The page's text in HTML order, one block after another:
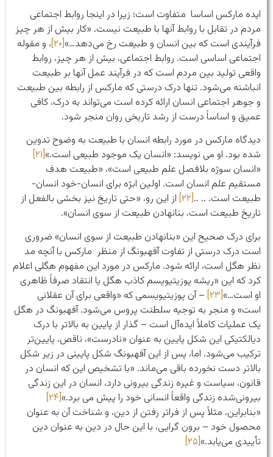
ایده مارکس اساسا متفاوت است؛ زیرا در اینجا روابط اجتماعی
مردم در تقابل با روابط آنها با طبیعت نیست. «کار بیش از هر چیز
فرآیندی است که بین انسان و طبیعت رخ می‌دهد…»[۲۰]
، و مقوله
اجتماعی اساسی است. روابط اجتماعی، بیش از هر چیز، روابط
واقعی تولید بین مردم است که در فرآیند عمل آنها بر طبیعت
انباشته می‌شود. تنها درک درستی که مارکس از رابطه بین طبیعت
و جوهر اجتماعی انسان ارائه کرده است می‌تواند به درک، کافی
عمیق و اساساً درست از رشد تاریخی روان منجر شود.
دیدگاه مارکس در مورد رابطه انسان با طبیعت به وضوح تدوین
شده بود. او می نویسد: «انسان یک موجود طبیعی است.»[۲۱]
«انسان سوژه بلافصل علم طبیعی است»، «طبیعت هدف
مستقیم علم انسان است. اولین ابژه برای انسان-خود انسان-
طبیعت است. .. ..[۲۲]
از این رو، «حتی تاریخ نیز بخشی بالفعل از
تاریخ طبیعت است، بنانهادن طبیعت از سوی انسان».
برای درک صحیح این «بنانهادن طبیعت از سوی انسان» ضروری
است درک درستی از تفاوت آفهبونگ از منظر مارکس با آنچه مد
نظر هگل است، ارائه شود. مارکس در مورد این مفهوم هگلی اعلام
کرد که این «ریشه پوزیتیویسم کاذب هگل یا انتقاد صرفاً ظاهری
او است…»[۲۳]
– آن پوزیتیویسمی که «واقعی برای آن عقلانی
است» و منجر به توجیه سلطنت پروس می‌شود. آفهبونگ در هگل
یک عملیات کاملاً ایده‌آل است – گذار از پایین به بالاتر با درک
دیالکتیکی این شکل پایین به عنوان «نادرست»، ناقص، پایین‌تر
ترکیب می‌شود. اما، پس از این آفهبونگ شکل پایینی در زیر شکل
بالاتر دست نخورده باقی می‌ماند. «با تشخیص این که انسان در
قانون، سیاست و غیره زندگی بیرونی دارد، انسان در این زندگی
بیرونی‌شده زندگی واقعاً انسانی خود را پیش می برد.»[۲۴]
«بنابراین، مثلاً پس از فراتر رفتن از دین، و شناخت آن به عنوان
محصول خود – برون گرایی، با این حال در دین به عنوان دین
تأییدی می‌یابد.»[۲۵]